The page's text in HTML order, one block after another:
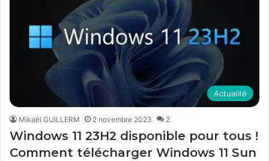
Actualité
Mikaël GUILLERM 2 novembre 2023 2
Windows 11 23H2 disponible pour tous !
Comment télécharger Windows 11 Sun